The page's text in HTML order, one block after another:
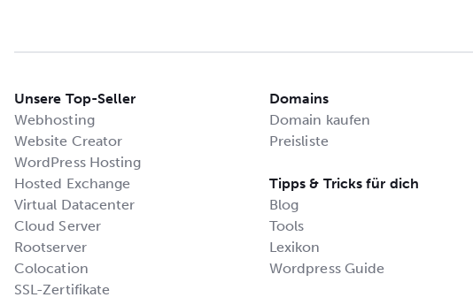
Unsere Top-Seller
Webhosting
Website Creator
WordPress Hosting
Hosted Exchange
Virtual Datacenter
Cloud Server
Rootserver
Colocation
SSL-Zertifikate
Domains
Domain kaufen
Preisliste
Tipps & Tricks für dich
Blog
Tools
Lexikon
Wordpress Guide